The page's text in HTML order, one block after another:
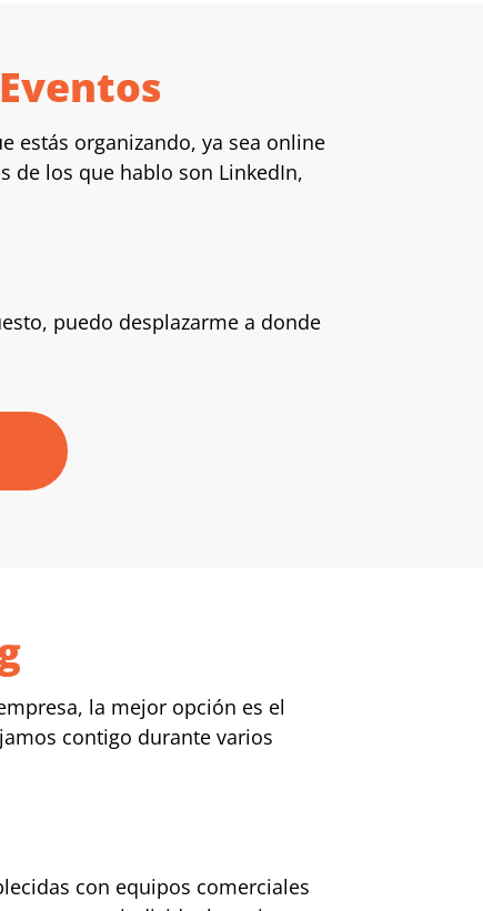
estás organizando, ya sea online
de los que hablo son LinkedIn,
puedo desplazarme a donde
la mejor opción es el
contigo durante varios
con equipos comerciales